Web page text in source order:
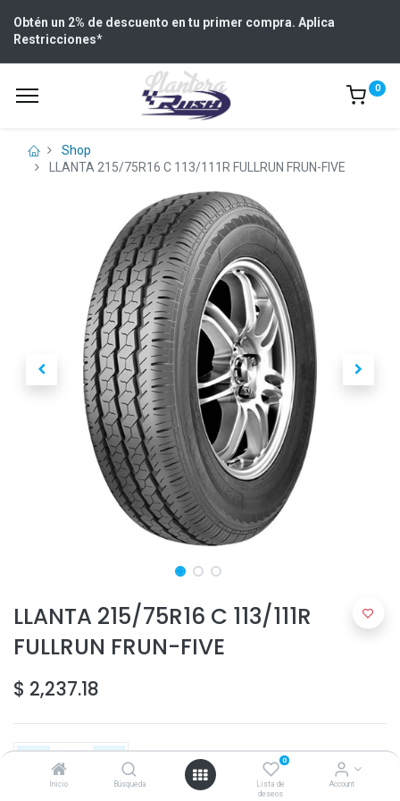
Inicio Búsqueda
0
Lista de
deseos
Account
Obtén un 2% de descuento en tu primer compra. Aplica
Restricciones*
0
Shop
LLANTA 215/75R16 C 113/111R FULLRUN FRUN-FIVE
LLANTA 215/75R16 C 113/111R
FULLRUN FRUN-FIVE
$ 2,237.18